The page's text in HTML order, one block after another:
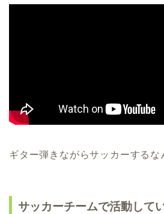
ギター弾きながらサッカーするな
サッカーチームで活動して